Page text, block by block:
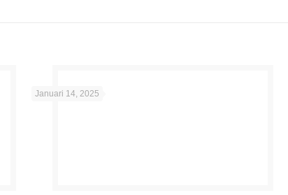
Januari 14, 2025